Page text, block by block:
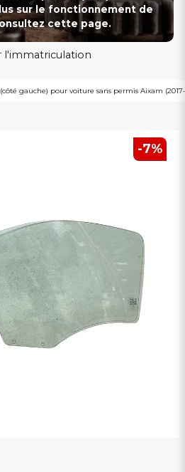
sur le fonctionnement de
cette page.
l'immatriculation
gauche) pour voiture sans permis Aixam
-7%